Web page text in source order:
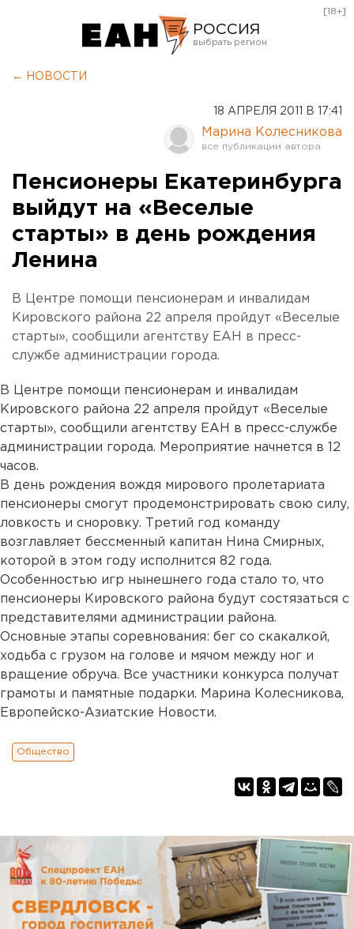
РОССИЯ
Оренбург
[18+]
← НОВОСТИ
18 АПРЕЛЯ 2011 В 17:41
Марина Колесникова
Пенсионеры Екатеринбурга
выйдут на «Веселые
старты» в день рождения
Ленина
В Центре помощи пенсионерам и инвалидам
Кировского района 22 апреля пройдут «Веселые
старты», сообщили агентству ЕАН в пресс-
службе администрации города.
В Центре помощи пенсионерам и инвалидам
Кировского района 22 апреля пройдут «Веселые
старты», сообщили агентству ЕАН в пресс-службе
администрации города. Мероприятие начнется в 12
часов.
В день рождения вождя мирового пролетариата
пенсионеры смогут продемонстрировать свою силу,
ловкость и сноровку. Третий год команду
возглавляет бессменный капитан Нина Смирных,
которой в этом году исполнится 82 года.
Особенностью игр нынешнего года стало то, что
пенсионеры Кировского района будут состязаться с
представителями администрации района.
Основные этапы соревнования: бег со скакалкой,
ходьба с грузом на голове и мячом между ног и
вращение обруча. Все участники конкурса получат
грамоты и памятные подарки. Марина Колесникова,
Европейско-Азиатские Новости.
Общество